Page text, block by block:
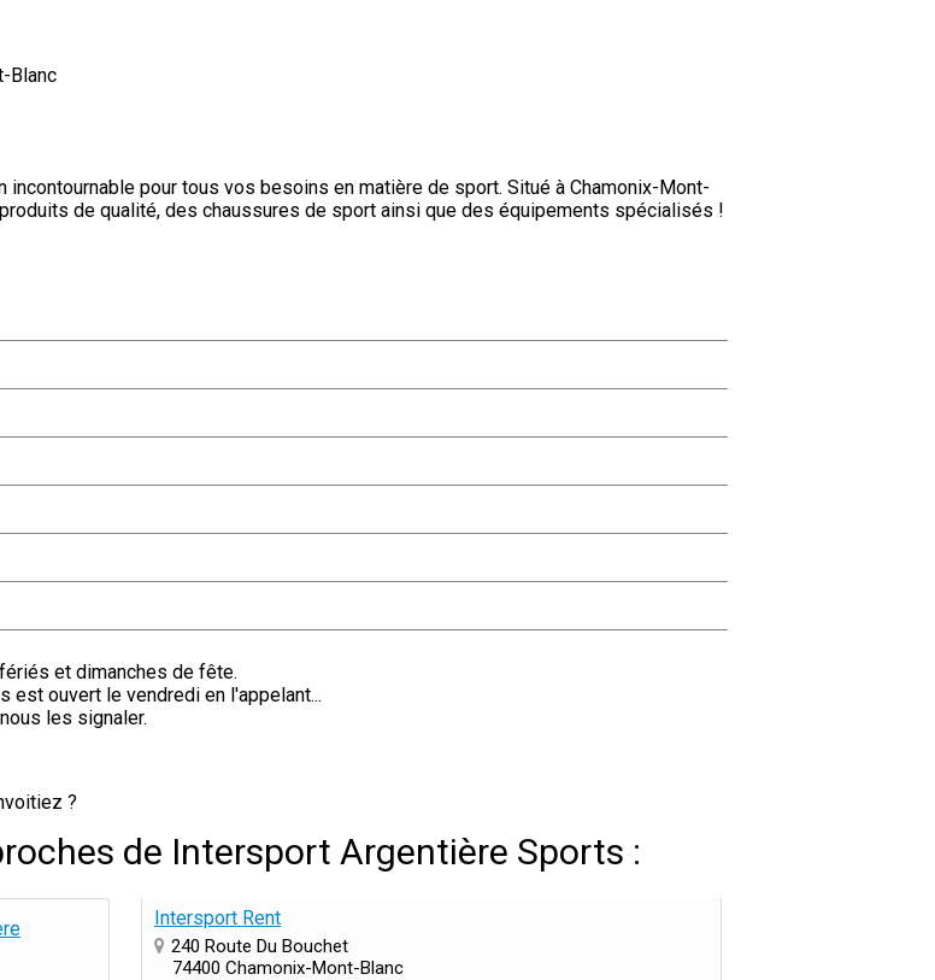
Blanc
pour tous vos besoins en matière de sport. Situé à Chamonix-Mont-
de qualité, des chaussures de sport ainsi que des équipements spécialisés !
et dimanches de fête.
ouvert le vendredi en l'appelant...
les signaler.
?
de Intersport Argentière Sports :
Intersport Rent
240 Route Du Bouchet
74400 Chamonix-Mont-Blanc